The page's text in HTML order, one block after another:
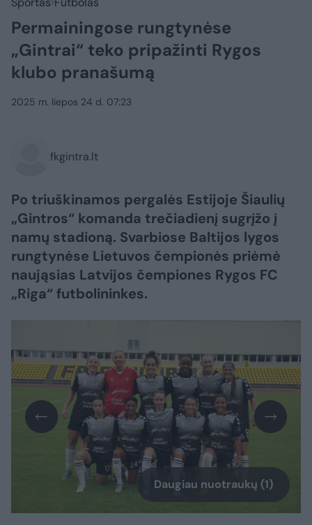
Permainingose rungtynėse
„Gintrai“ teko pripažinti Rygos
klubo pranašumą
2025 m. liepos 24 d. 07:23
fkgintra.lt
Po triuškinamos pergalės Estijoje Šiaulių
„Gintros“ komanda trečiadienį sugrįžo į
namų stadioną. Svarbiose Baltijos lygos
rungtynėse Lietuvos čempionės priėmė
naująsias Latvijos čempiones Rygos FC
„Riga“ futbolininkes.
Daugiau nuotraukų (1)